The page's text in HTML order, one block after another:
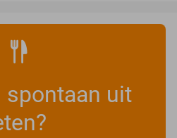
spontaan uit